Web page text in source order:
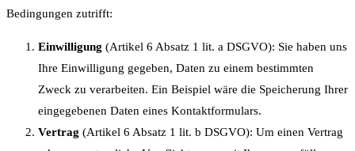
Bedingungen zutrifft:
Einwilligung (Artikel 6 Absatz 1 lit. a DSGVO): Sie haben uns
Ihre Einwilligung gegeben, Daten zu einem bestimmten
Zweck zu verarbeiten. Ein Beispiel wäre die Speicherung Ihrer
eingegebenen Daten eines Kontaktformulars.
Vertrag (Artikel 6 Absatz 1 lit. b DSGVO): Um einen Vertrag